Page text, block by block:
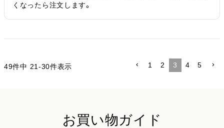
くなったら注文します。
49件中 21 -30件表示 1 2 3 4 5
お買い物ガイド